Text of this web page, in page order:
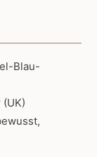
bis
Blau-